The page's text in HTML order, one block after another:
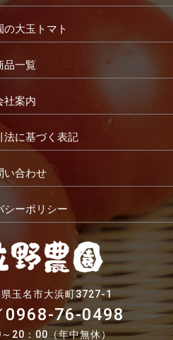
の大玉トマト
品一覧
社案内
法に基づく表記
い合わせ
シーポリシー
玉名市大浜町3727-1
0968-76-0498
20：00（年中無休）